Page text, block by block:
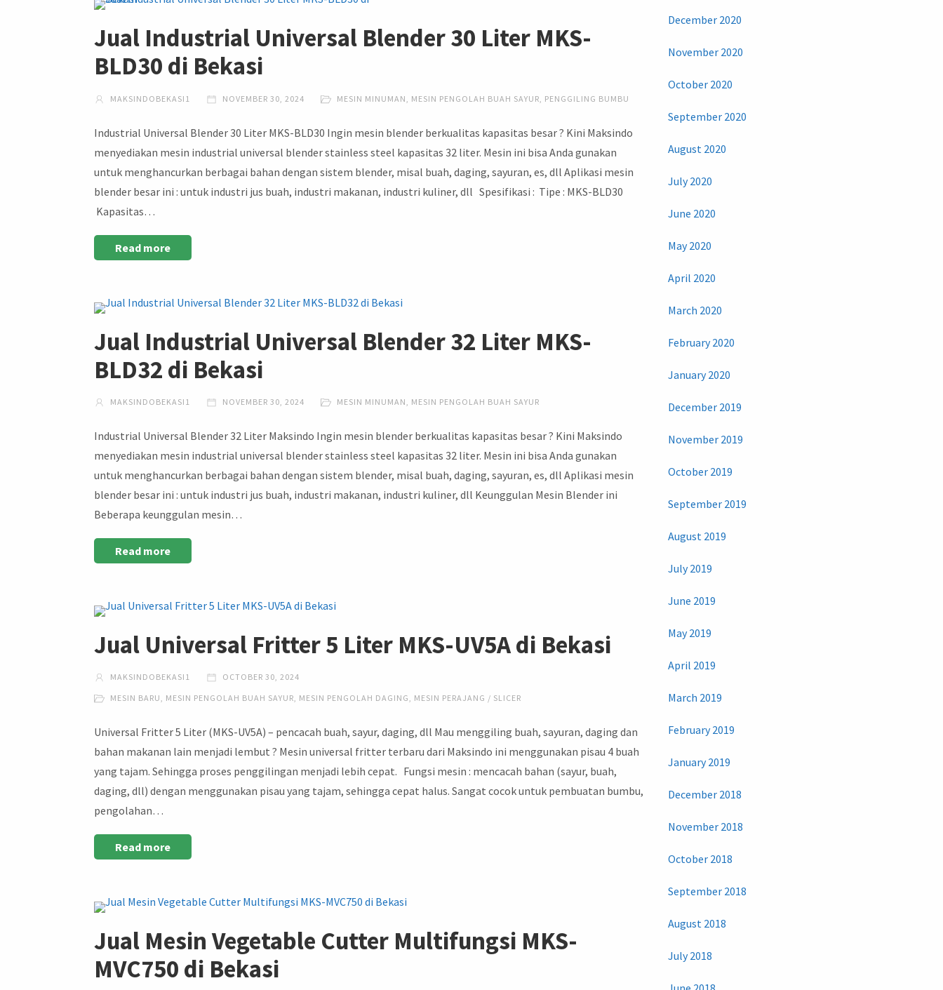
Jual Industrial Universal Blender 30 Liter MKS-
BLD30 di Bekasi
MAKSINDOBEKASI1 NOVEMBER 30, 2024 MESIN MINUMAN MESIN PENGOLAH BUAH SAYUR PENGGILING BUMBU
Industrial Universal Blender 30 Liter MKS-BLD30 Ingin mesin blender berkualitas kapasitas besar ? Kini Maksindo
menyediakan mesin industrial universal blender stainless steel kapasitas 32 liter. Mesin ini bisa Anda gunakan
untuk menghancurkan berbagai bahan dengan sistem blender, misal buah, daging, sayuran, es, dll Aplikasi mesin
blender besar ini : untuk industri jus buah, industri makanan, industri kuliner, dll Spesifikasi : Tipe : MKS-BLD30
Kapasitas…
Read more
Jual Industrial Universal Blender 32 Liter MKS-
BLD32 di Bekasi
MAKSINDOBEKASI1 NOVEMBER 30, 2024 MESIN MINUMAN MESIN PENGOLAH BUAH SAYUR
Industrial Universal Blender 32 Liter Maksindo Ingin mesin blender berkualitas kapasitas besar ? Kini Maksindo
menyediakan mesin industrial universal blender stainless steel kapasitas 32 liter. Mesin ini bisa Anda gunakan
untuk menghancurkan berbagai bahan dengan sistem blender, misal buah, daging, sayuran, es, dll Aplikasi mesin
blender besar ini : untuk industri jus buah, industri makanan, industri kuliner, dll Keunggulan Mesin Blender ini
Beberapa keunggulan mesin…
Read more
Jual Universal Fritter 5 Liter MKS-UV5A di Bekasi
MAKSINDOBEKASI1 OCTOBER 30, 2024
MESIN BARU MESIN PENGOLAH BUAH SAYUR MESIN PENGOLAH DAGING MESIN PERAJANG / SLICER
Universal Fritter 5 Liter (MKS-UV5A) – pencacah buah, sayur, daging, dll Mau menggiling buah, sayuran, daging dan
bahan makanan lain menjadi lembut ? Mesin universal fritter terbaru dari Maksindo ini menggunakan pisau 4 buah
yang tajam. Sehingga proses penggilingan menjadi lebih cepat. Fungsi mesin : mencacah bahan (sayur, buah,
daging, dll) dengan menggunakan pisau yang tajam, sehingga cepat halus. Sangat cocok untuk pembuatan bumbu,
pengolahan…
Read more
Jual Mesin Vegetable Cutter Multifungsi MKS-
MVC750 di Bekasi
December 2020
November 2020
October 2020
September 2020
August 2020
July 2020
June 2020
May 2020
April 2020
March 2020
February 2020
January 2020
December 2019
November 2019
October 2019
September 2019
August 2019
July 2019
June 2019
May 2019
April 2019
March 2019
February 2019
January 2019
December 2018
November 2018
October 2018
September 2018
August 2018
July 2018